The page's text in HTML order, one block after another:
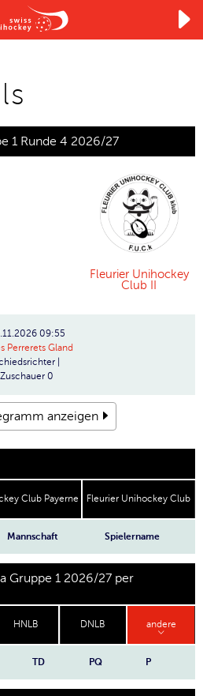
1 Runde 4 2026/27
Fleurier Unihockey
Club II
09:55
Perrerets Gland
Zuschauer 0
anzeigen
Club Payerne Fleurier Unihockey Club
Mannschaft Spielername
Gruppe 1 2026/27 per
HNLB DNLB andere
TD PQ P